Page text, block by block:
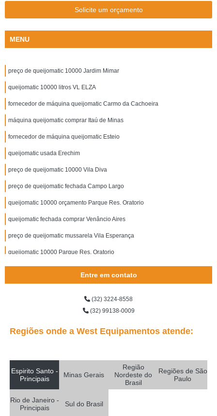
Solicite um orçamento
MENU
preço de queijomatic 10000 Jardim Mimar
queijomatic 10000 litros VL ELZA
fornecedor de máquina queijomatic Carmo da Cachoeira
máquina queijomatic comprar Itaú de Minas
fornecedor de máquina queijomatic Esteio
queijomatic usada Erechim
preço de queijomatic 10000 Vila Diva
preço de queijomatic fechada Campo Largo
queijomatic 10000 orçamento Parque Res. Oratorio
queijomatic fechada comprar Venâncio Aires
preço de queijomatic mussarela Vila Esperança
queijomatic 10000 Parque Res. Oratorio
queijomatic mussarela comprar São João Clímaco
fornecedor de queijomatic 10000 Carmésia
fornecedor de queijomatic 1000 litros Londrina
queijomatic 10000 comprar Vila Zelina
fornecedor de queijomatic 500 litros Campo Mourão
queijomatic 1000 litros comprar Paranavaí
Entre em contato
(32) 3224-8558
(32) 99138-0009
Regiões onde a West Equipamentos atende:
Espirito Santo -
Principais
Minas Gerais
Região
Nordeste do
Brasil
Regiões de São
Paulo
Rio de Janeiro -
Principais
Sul do Brasil